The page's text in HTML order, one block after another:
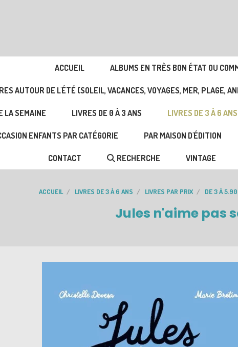
ACCUEIL ALBUMS EN TRÈS BON ÉTAT OU
AUTOUR DE L'ÉTÉ (SOLEIL, VACANCES, VOYAGES, MER, PLAGE,
LA SEMAINE LIVRES DE 0 À 3 ANS LIVRES DE 3 À 6 ANS
ENFANTS PAR CATÉGORIE PAR MAISON D'ÉDITION
CONTACT RECHERCHE VINTAGE
ACCUEIL LIVRES DE 3 À 6 ANS LIVRES PAR PRIX DE 3 À 5.90
Jules n'aime pas